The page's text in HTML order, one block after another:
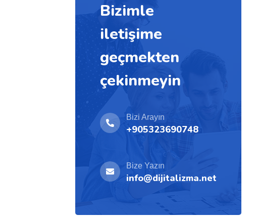
Bizimle
iletişime
geçmekten
çekinmeyin
Bizi Arayın
+905323690748
Bize Yazın
info@dijitalizma.net